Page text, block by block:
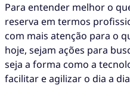
Para entender melhor o
reserva em termos
com mais atenção para o
hoje, sejam ações para
seja a forma como a
facilitar e agilizar o dia a